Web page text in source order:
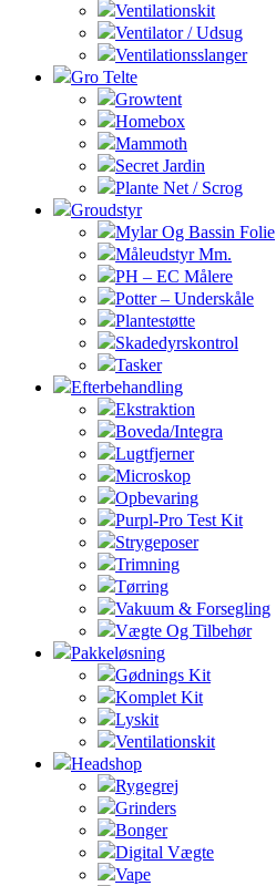
Ventilationskit
Ventilator / Udsug
Ventilationsslanger
Gro Telte
Growtent
Homebox
Mammoth
Secret Jardin
Plante Net / Scrog
Groudstyr
Mylar Og Bassin Folie
Måleudstyr Mm.
PH – EC Målere
Potter – Underskåle
Plantestøtte
Skadedyrskontrol
Tasker
Efterbehandling
Ekstraktion
Boveda/Integra
Lugtfjerner
Microskop
Opbevaring
Purpl-Pro Test Kit
Strygeposer
Trimning
Tørring
Vakuum & Forsegling
Vægte Og Tilbehør
Pakkeløsning
Gødnings Kit
Komplet Kit
Lyskit
Ventilationskit
Headshop
Rygegrej
Grinders
Bonger
Digital Vægte
Vape